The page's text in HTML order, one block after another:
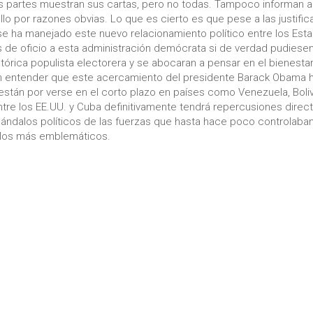
partes muestran sus cartas, pero no todas. Tampoco informan
por razones obvias. Lo que es cierto es que pese a las
ha manejado este nuevo relacionamiento político entre los
oficio a esta administración demócrata si de verdad
populista electorera y se abocaran a pensar en el
que este acercamiento del presidente Barack Obama
por verse en el corto plazo en países como Venezuela,
los EE.UU. y Cuba definitivamente tendrá repercusiones
políticos de las fuerzas que hasta hace poco
más emblemáticos.